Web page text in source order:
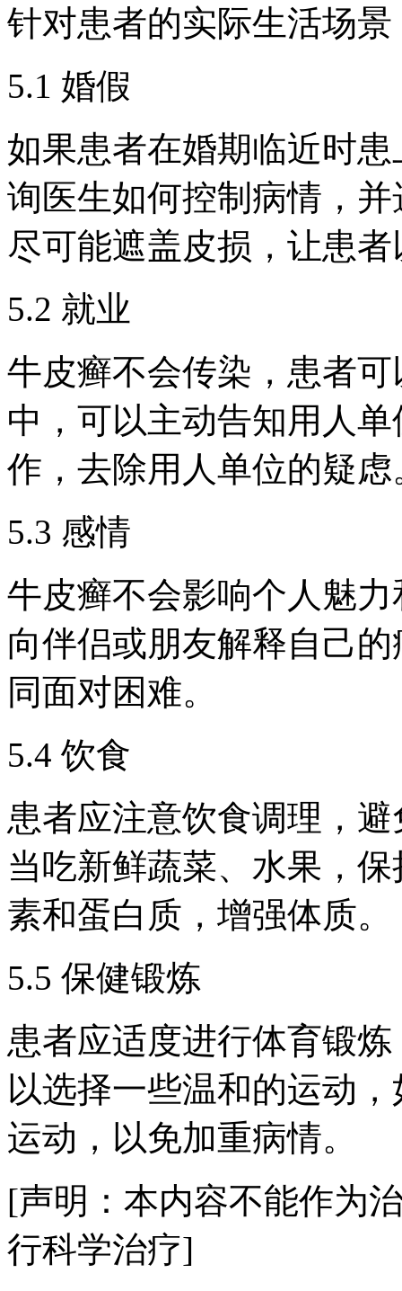
针对患者的实际生活场
5.1 婚假
如果患者在婚期临近时
询医生如何控制病情，
尽可能遮盖皮损，让患
5.2 就业
牛皮癣不会传染，患者
中，可以主动告知用人
作，去除用人单位的疑虑
5.3 感情
牛皮癣不会影响个人魅
向伴侣或朋友解释自己
同面对困难。
5.4 饮食
患者应注意饮食调理，
当吃新鲜蔬菜、水果，
素和蛋白质，增强体质。
5.5 保健锻炼
患者应适度进行体育锻
以选择一些温和的运动
运动，以免加重病情。
[声明：本内容不能作为
行科学治疗]